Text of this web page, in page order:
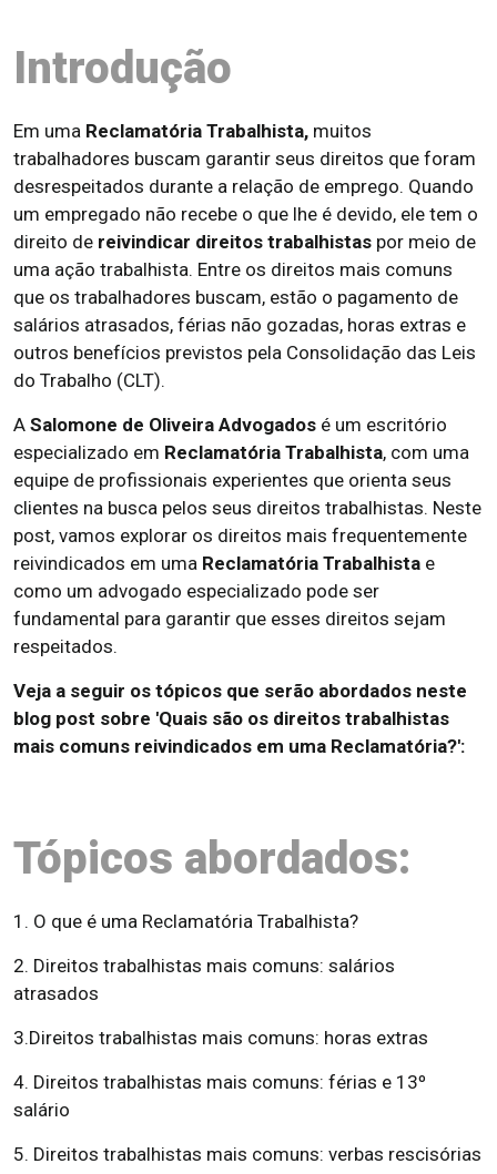
Introdução
Em uma Reclamatória Trabalhista, muitos
trabalhadores buscam garantir seus direitos que foram
desrespeitados durante a relação de emprego. Quando
um empregado não recebe o que lhe é devido, ele tem o
direito de reivindicar direitos trabalhistas por meio de
uma ação trabalhista. Entre os direitos mais comuns
que os trabalhadores buscam, estão o pagamento de
salários atrasados, férias não gozadas, horas extras e
outros benefícios previstos pela Consolidação das Leis
do Trabalho (CLT).
A Salomone de Oliveira Advogados é um escritório
especializado em Reclamatória Trabalhista, com uma
equipe de profissionais experientes que orienta seus
clientes na busca pelos seus direitos trabalhistas. Neste
post, vamos explorar os direitos mais frequentemente
reivindicados em uma Reclamatória Trabalhista e
como um advogado especializado pode ser
fundamental para garantir que esses direitos sejam
respeitados.
Veja a seguir os tópicos que serão abordados neste
blog post sobre 'Quais são os direitos trabalhistas
mais comuns reivindicados em uma Reclamatória?':
Tópicos abordados:
1. O que é uma Reclamatória Trabalhista?
2. Direitos trabalhistas mais comuns: salários
atrasados
3.Direitos trabalhistas mais comuns: horas extras
4. Direitos trabalhistas mais comuns: férias e 13º
salário
5. Direitos trabalhistas mais comuns: verbas rescisórias